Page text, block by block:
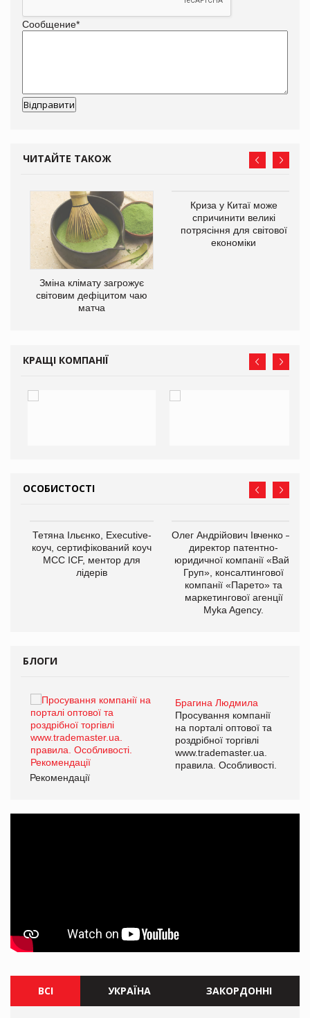
Сообщение*
ЧИТАЙТЕ ТАКОЖ
Зміна клімату загрожує
світовим дефіцитом чаю
матча
Криза у Китаї може
спричинити великі
потрясіння для світової
економіки
КРАЩІ КОМПАНІЇ
ОСОБИСТОСТІ
Тетяна Ільєнко, Executive-
коуч, сертифікований коуч
МСС ICF, ментор для
лідерів
Олег Андрійович Івченко —
директор патентно-
юридичної компанії «Вайз
Груп», консалтингової
компанії «Парето» та
маркетингової агенції
Myka Agency.
БЛОГИ
Брагина Людмила
Просування компанії
на порталі оптової та
роздрібної торгівлі
www.trademaster.ua.
правила. Особливості.
Рекомендації
ВСІ УКРАЇНА ЗАКОРДОННІ